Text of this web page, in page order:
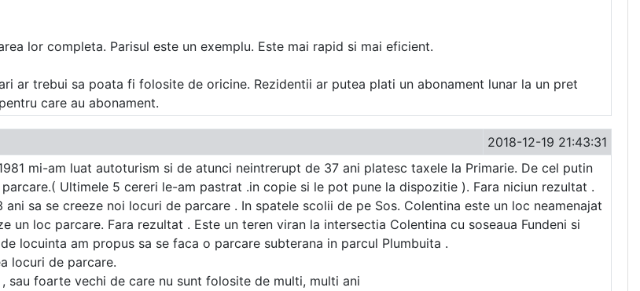
lor completa. Parisul este un exemplu. Este mai rapid si mai eficient.
ar trebui sa poata fi folosite de oricine. Rezidentii ar putea plati un abonament lunar la un pret
care au abonament.
2018-12-19 21:43:31
mi-am luat autoturism si de atunci neintrerupt de 37 ani platesc taxele la Primarie. De cel putin
Ultimele 5 cereri le-am pastrat .in copie si le pot pune la dispozitie ). Fara niciun rezultat .
sa se creeze noi locuri de parcare . In spatele scolii de pe Sos. Colentina este un loc neamenajat
un loc parcare. Fara rezultat . Este un teren viran la intersectia Colentina cu soseaua Fundeni si
locuinta am propus sa se faca o parcare subterana in parcul Plumbuita .
locuri de parcare.
sau foarte vechi de care nu sunt folosite de multi, multi ani